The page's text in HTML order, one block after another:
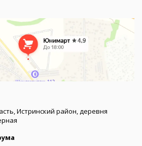
Истринский район, деревня